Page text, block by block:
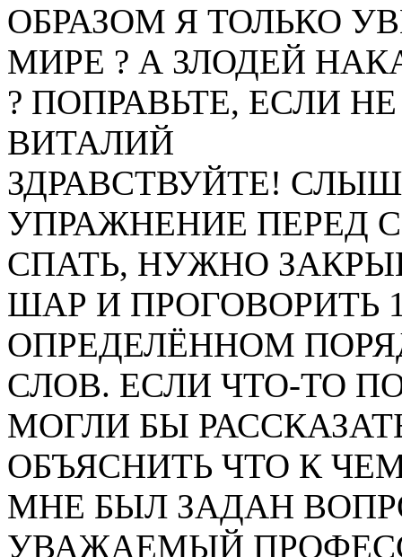
ОБРАЗОМ Я ТОЛЬКО
МИРЕ ? А ЗЛОДЕЙ
? ПОПРАВЬТЕ, ЕСЛИ
ВИТАЛИЙ
ЗДРАВСТВУЙТЕ!
УПРАЖНЕНИЕ ПЕРЕД
СПАТЬ, НУЖНО
ШАР И ПРОГОВОРИТЬ
ОПРЕДЕЛЁННОМ
СЛОВ. ЕСЛИ ЧТО-ТО
МОГЛИ БЫ
ОБЪЯСНИТЬ ЧТО К
МНЕ БЫЛ ЗАДАН
УВАЖАЕМЫЙ